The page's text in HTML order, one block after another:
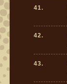
41.
42.
43.